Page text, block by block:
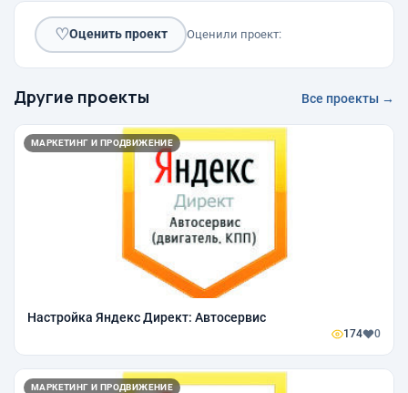
♡Оценить проект Оценили проект:
Другие проекты Все проекты →
МАРКЕТИНГ И ПРОДВИЖЕНИЕ
Настройка Яндекс Директ: Автосервис
174 0
МАРКЕТИНГ И ПРОДВИЖЕНИЕ